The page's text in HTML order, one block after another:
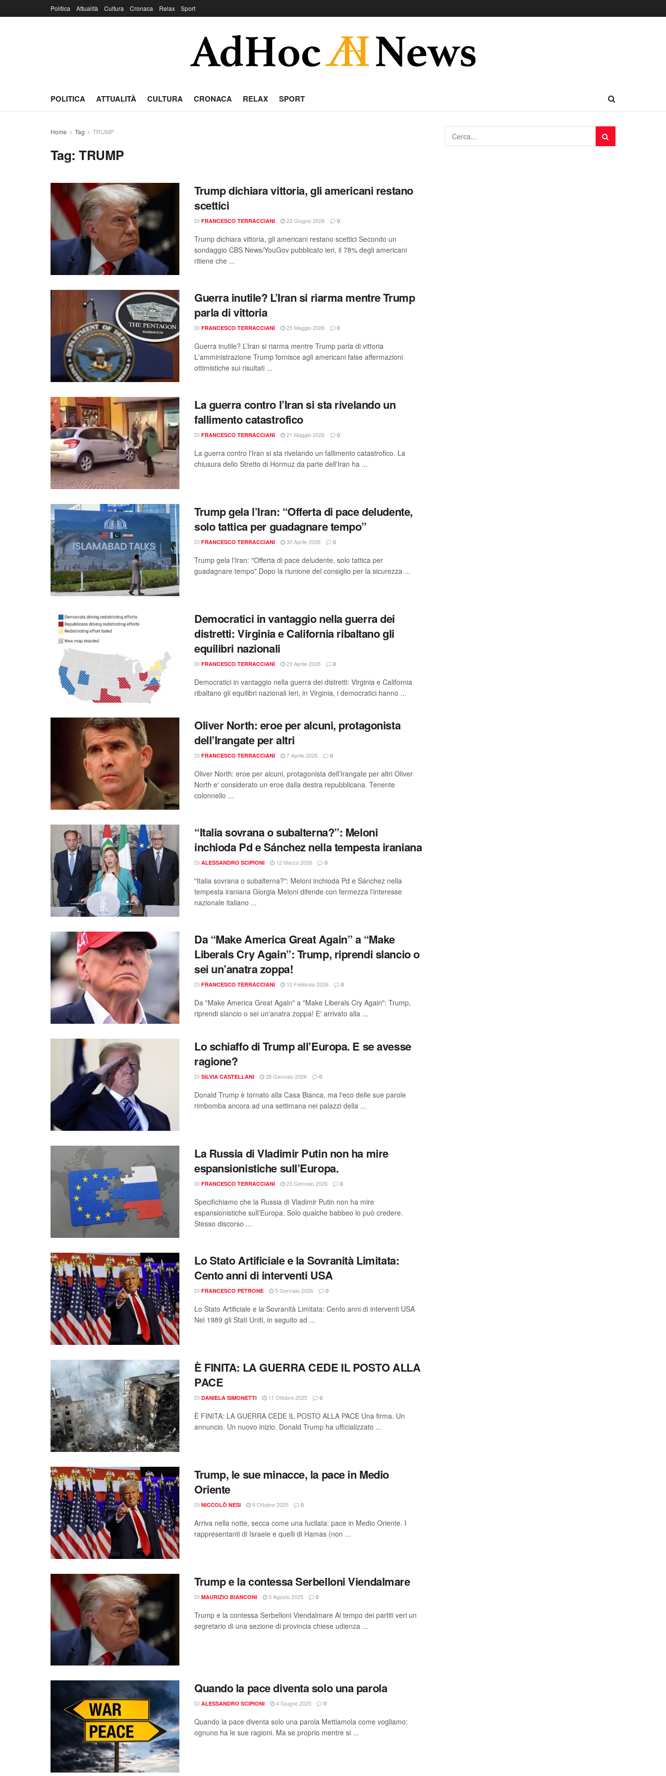
Politica Attualità Cultura Cronaca Relax Sport
POLITICA ATTUALITÀ CULTURA CRONACA RELAX SPORT
Home Tag TRUMP
Tag:TRUMP
Trump dichiara vittoria, gli americani restano
scettici
DI FRANCESCO TERRACCIANI 23 Giugno 2026 0
Trump dichiara vittoria, gli americani restano scettici Secondo un
sondaggio CBS News/YouGov pubblicato ieri, il 78% degli americani
ritiene che ...
Guerra inutile? L’Iran si riarma mentre Trump
parla di vittoria
DI FRANCESCO TERRACCIANI 23 Maggio 2026 0
Guerra inutile? L’Iran si riarma mentre Trump parla di vittoria
L'amministrazione Trump fornisce agli americani false affermazioni
ottimistiche sui risultati ...
La guerra contro l’Iran si sta rivelando un
fallimento catastrofico
DI FRANCESCO TERRACCIANI 21 Maggio 2026 0
La guerra contro l'Iran si sta rivelando un fallimento catastrofico. La
chiusura dello Stretto di Hormuz da parte dell'Iran ha ...
Trump gela l’Iran: “Offerta di pace deludente,
solo tattica per guadagnare tempo”
DI FRANCESCO TERRACCIANI 30 Aprile 2026 0
Trump gela l'Iran: "Offerta di pace deludente, solo tattica per
guadagnare tempo" Dopo la riunione del consiglio per la sicurezza ...
Democratici in vantaggio nella guerra dei
distretti: Virginia e California ribaltano gli
equilibri nazionali
DI FRANCESCO TERRACCIANI 23 Aprile 2026 0
Democratici in vantaggio nella guerra dei distretti: Virginia e California
ribaltano gli equilibri nazionali Ieri, in Virginia, i democratici hanno ...
Oliver North: eroe per alcuni, protagonista
dell’Irangate per altri
DI FRANCESCO TERRACCIANI 7 Aprile 2026 0
Oliver North: eroe per alcuni, protagonista dell’Irangate per altri Oliver
North e' considerato un eroe dalla destra repubblicana. Tenente
colonnello ...
“Italia sovrana o subalterna?”: Meloni
inchioda Pd e Sánchez nella tempesta iraniana
DI ALESSANDRO SCIPIONI 12 Marzo 2026 0
"Italia sovrana o subalterna?": Meloni inchioda Pd e Sánchez nella
tempesta iraniana Giorgia Meloni difende con fermezza l'interesse
nazionale italiano ...
Da “Make America Great Again” a “Make
Liberals Cry Again”: Trump, riprendi slancio o
sei un’anatra zoppa!
DI FRANCESCO TERRACCIANI 10 Febbraio 2026 0
Da "Make America Great Again" a "Make Liberals Cry Again": Trump,
riprendi slancio o sei un'anatra zoppa! E' arrivato alla ...
Lo schiaffo di Trump all’Europa. E se avesse
ragione?
DI SILVIA CASTELLANI 28 Gennaio 2026 0
​Donald Trump è tornato alla Casa Bianca, ma l'eco delle sue parole
rimbomba ancora ad una settimana nei palazzi della ...
La Russia di Vladimir Putin non ha mire
espansionistiche sull’Europa.
DI FRANCESCO TERRACCIANI 23 Gennaio 2026 0
Specifichiamo che la Russia di Vladimir Putin non ha mire
espansionistiche sull’Europa. Solo qualche babbeo lo può credere.
Stesso discorso ...
Lo Stato Artificiale e la Sovranità Limitata:
Cento anni di interventi USA
DI FRANCESCO PETRONE 5 Gennaio 2026 0
Lo Stato Artificiale e la Sovranità Limitata: Cento anni di interventi USA
Nel 1989 gli Stati Uniti, in seguito ad ...
È FINITA: LA GUERRA CEDE IL POSTO ALLA
PACE
DI DANIELA SIMONETTI 11 Ottobre 2025 0
È FINITA: LA GUERRA CEDE IL POSTO ALLA PACE Una firma. Un
annuncio. Un nuovo inizio. Donald Trump ha ufficializzato ...
Trump, le sue minacce, la pace in Medio
Oriente
DI NICCOLÒ NESI 9 Ottobre 2025 0
Arriva nella notte, secca come una fucilata: pace in Medio Oriente. I
rappresentanti di Israele e quelli di Hamas (non ...
Trump e la contessa Serbelloni Viendalmare
DI MAURIZIO BIANCONI 3 Agosto 2025 0
Trump e la contessa Serbelloni Viendalmare Al tempo dei partiti veri un
segretario di una sezione di provincia chiese udienza ...
Quando la pace diventa solo una parola
DI ALESSANDRO SCIPIONI 4 Giugno 2025 0
Quando la pace diventa solo una parola Mettiamola come vogliamo:
ognuno ha le sue ragioni. Ma se proprio mentre si ...